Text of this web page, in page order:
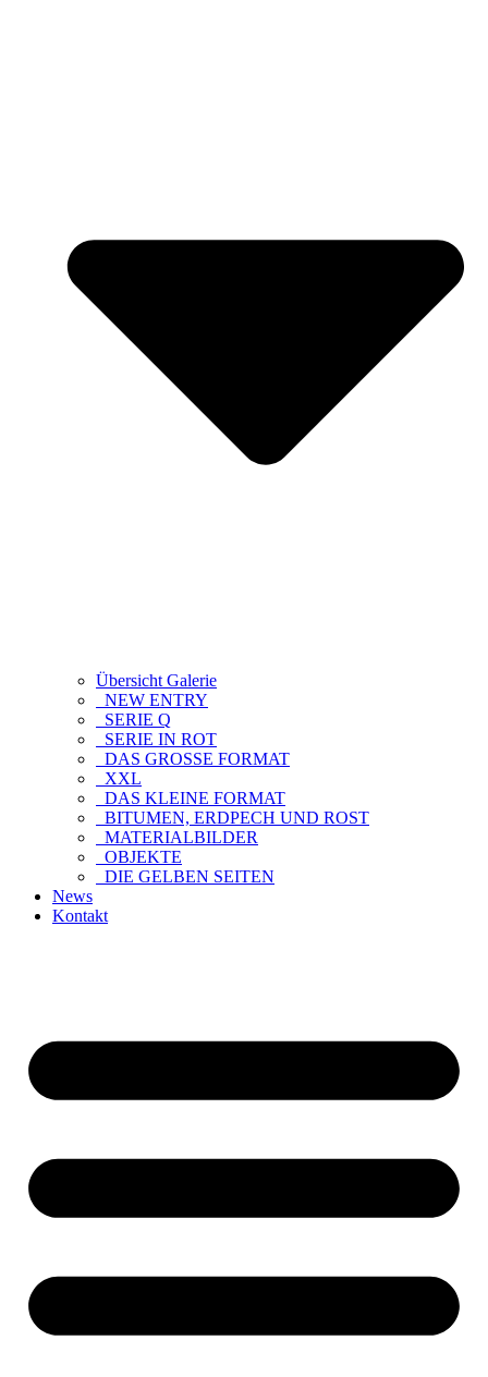
Übersicht Galerie
NEW ENTRY
SERIE Q
SERIE IN ROT
DAS GROSSE FORMAT
XXL
DAS KLEINE FORMAT
BITUMEN, ERDPECH UND ROST
MATERIALBILDER
OBJEKTE
DIE GELBEN SEITEN
News
Kontakt